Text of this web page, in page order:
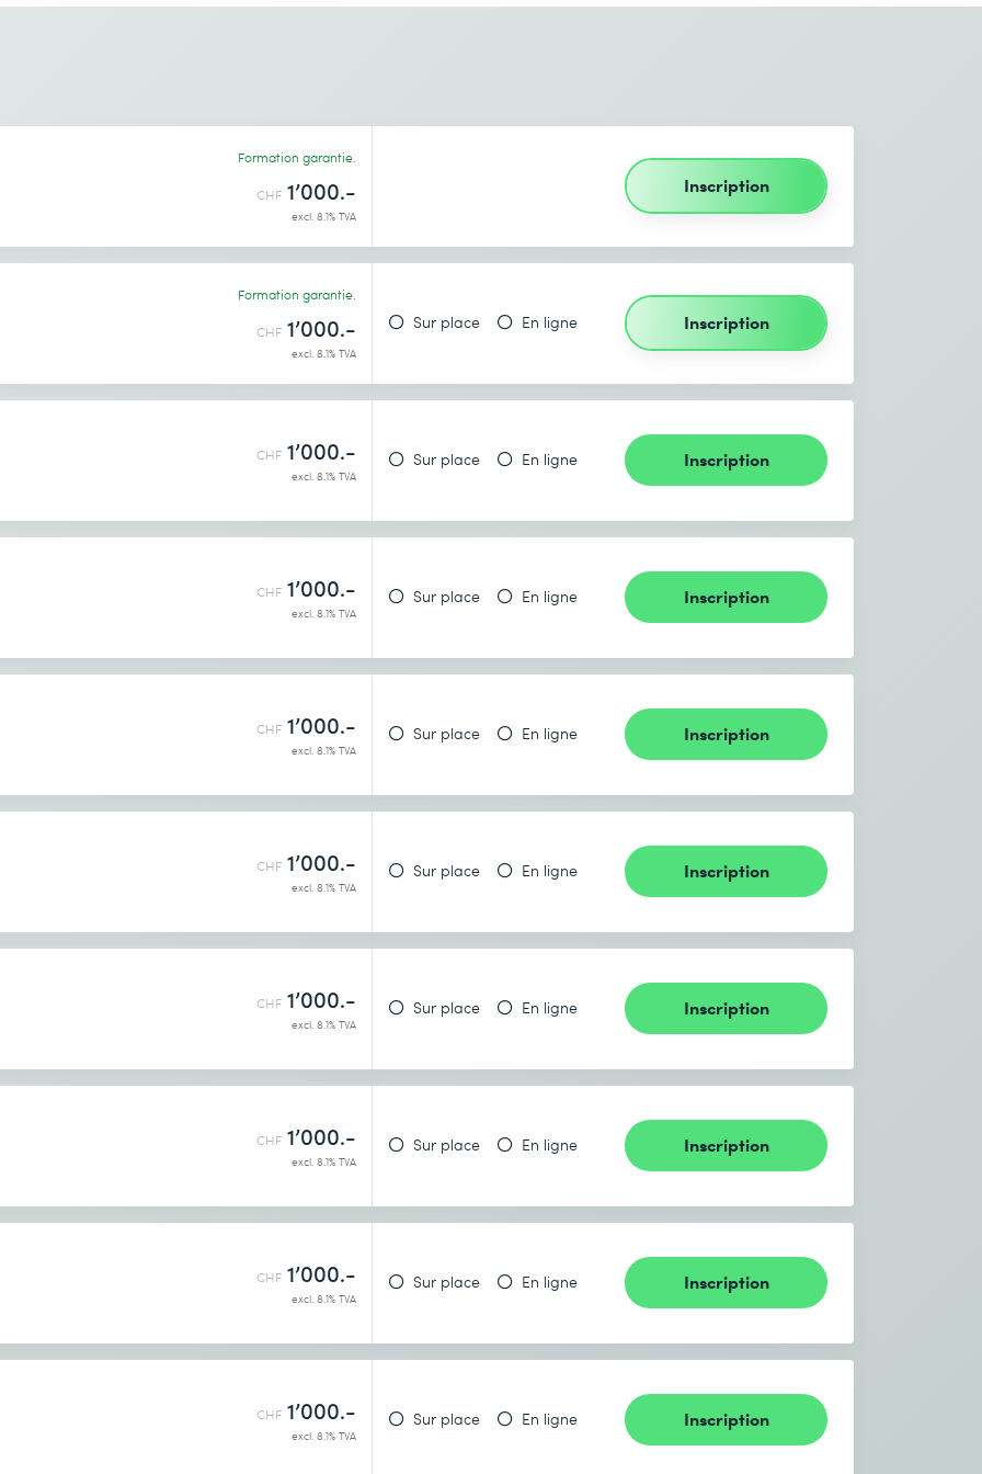
Formation garantie.
CHF 1’000.-
excl. 8.1% TVA
Inscription
Formation garantie.
CHF 1’000.-
excl. 8.1% TVA
Sur place En ligne Inscription
CHF 1’000.-
excl. 8.1% TVA
Sur place En ligne Inscription
CHF 1’000.-
excl. 8.1% TVA
Sur place En ligne Inscription
CHF 1’000.-
excl. 8.1% TVA
Sur place En ligne Inscription
CHF 1’000.-
excl. 8.1% TVA
Sur place En ligne Inscription
CHF 1’000.-
excl. 8.1% TVA
Sur place En ligne Inscription
CHF 1’000.-
excl. 8.1% TVA
Sur place En ligne Inscription
CHF 1’000.-
excl. 8.1% TVA
Sur place En ligne Inscription
CHF 1’000.-
excl. 8.1% TVA
Sur place En ligne Inscription